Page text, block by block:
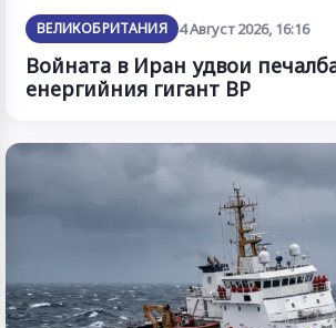
ВЕЛИКОБРИТАНИЯ 4 Август 2026, 16:16
Войната в Иран удвои
енергийния гигант BP